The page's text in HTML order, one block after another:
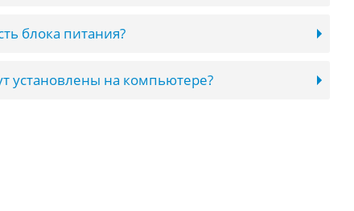
блока питания?
установлены на компьютере?